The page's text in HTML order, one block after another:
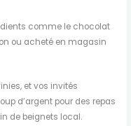
comme le chocolat
ou acheté en magasin
et vos invités
d’argent pour des repas
de beignets local.